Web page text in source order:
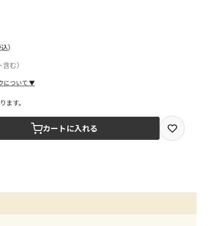
）
む）
について ▼
を選択できる商品です
で受取ができる商品です（宅配便でのお届けができませ
品は、全て同じ店舗での受取となります
ます。
カートに入れる